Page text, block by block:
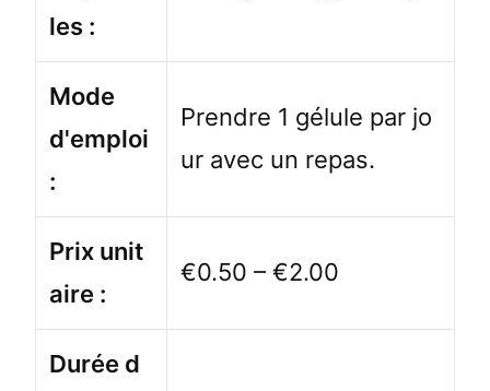
les :
Mode
d'emploi
:
Prendre 1 gélule par jo
ur avec un repas.
Prix unit
aire :
€0.50 – €2.00
Durée d